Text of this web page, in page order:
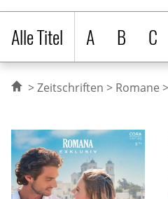
Alle Titel
A B C
Zeitschriften Romane